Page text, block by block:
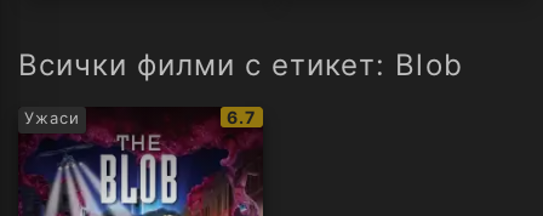
Всички филми с етикет: Blob
Ужаси
IMDb
рейтинг:
6.7